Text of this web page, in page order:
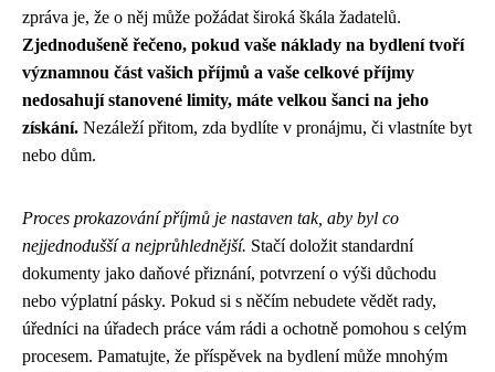
zpráva je, že o něj může požádat široká škála žadatelů.
Zjednodušeně řečeno, pokud vaše náklady na bydlení tvoří
významnou část vašich příjmů a vaše celkové příjmy
nedosahují stanovené limity, máte velkou šanci na jeho
získání. Nezáleží přitom, zda bydlíte v pronájmu, či vlastníte byt
nebo dům.
Proces prokazování příjmů je nastaven tak, aby byl co
nejjednodušší a nejprůhlednější. Stačí doložit standardní
dokumenty jako daňové přiznání, potvrzení o výši důchodu
nebo výplatní pásky. Pokud si s něčím nebudete vědět rady,
úředníci na úřadech práce vám rádi a ochotně pomohou s celým
procesem. Pamatujte, že příspěvek na bydlení může mnohým